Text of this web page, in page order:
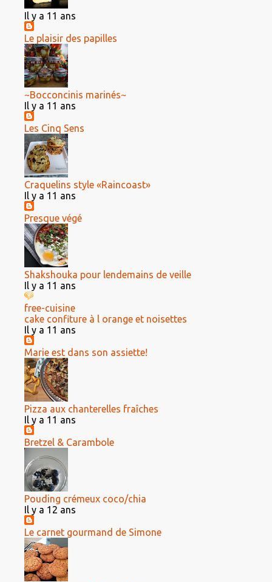
Il y a 11 ans
Le plaisir des papilles
~Bocconcinis marinés~
Il y a 11 ans
Les Cinq Sens
Craquelins style «Raincoast»
Il y a 11 ans
Presque végé
Shakshouka pour lendemains de veille
Il y a 11 ans
free-cuisine
cake confiture à l orange et noisettes
Il y a 11 ans
Marie est dans son assiette!
Pizza aux chanterelles fraîches
Il y a 11 ans
Bretzel & Carambole
Pouding crémeux coco/chia
Il y a 12 ans
Le carnet gourmand de Simone